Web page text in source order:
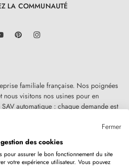
LA COMMUNAUTÉ
YouTube Pinterest
familiale française. Nos poignées
nous visitons nos usines pour en
automatique : chaque demande est
POIGNEESTous droits réservés.
Fermer
des cookies
pour assurer le bon fonctionnement du site
votre expérience utilisateur. Vous pouvez